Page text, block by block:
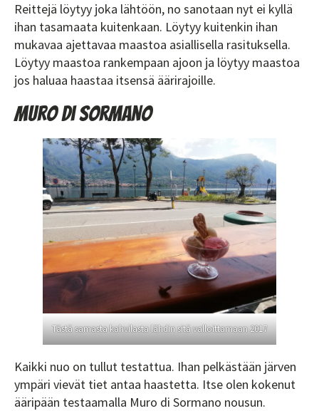
Reittejä löytyy joka lähtöön, no sanotaan nyt ei kyllä
ihan tasamaata kuitenkaan. Löytyy kuitenkin ihan
mukavaa ajettavaa maastoa asiallisella rasituksella.
Löytyy maastoa rankempaan ajoon ja löytyy maastoa
jos haluaa haastaa itsensä äärirajoille.
Muro di Sormano
Tästä samasta kahvilasta lähdin sitä valloittamaan 2017
Kaikki nuo on tullut testattua. Ihan pelkästään järven
ympäri vievät tiet antaa haastetta. Itse olen kokenut
ääripään testaamalla Muro di Sormano nousun.